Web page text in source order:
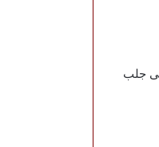
جلب